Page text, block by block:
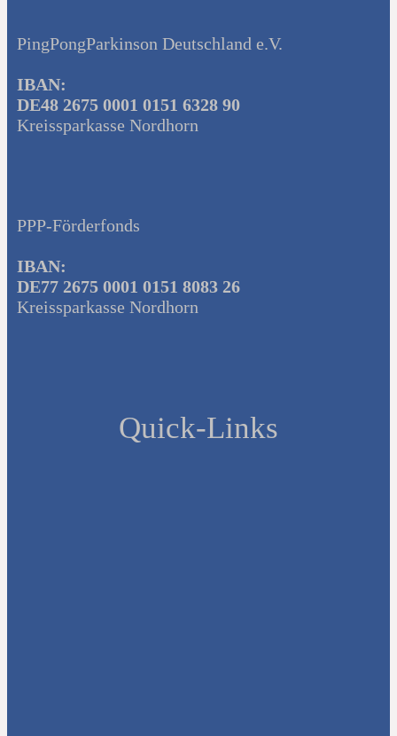
PingPongParkinson Deutschland e.V.
IBAN:
DE48 2675 0001 0151 6328 90
Kreissparkasse Nordhorn
PPP-Förderfonds
IBAN:
DE77 2675 0001 0151 8083 26
Kreissparkasse Nordhorn
Quick-Links